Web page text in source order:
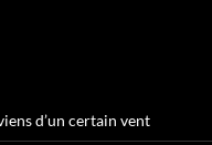
d’un certain vent